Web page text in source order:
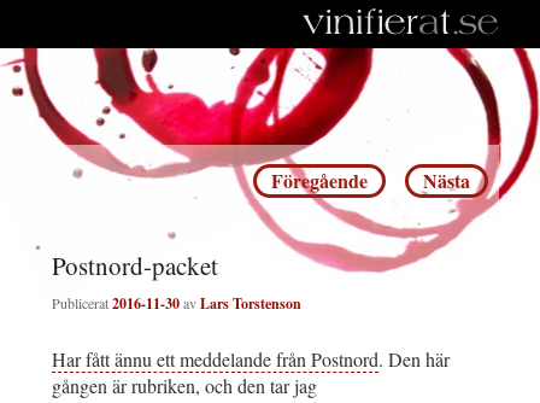
Inläggsnavigering
Föregående Nästa
Postnord-packet
Publicerat2016-11-30avLars Torstenson
Har fått ännu ett meddelande från Postnord. Den här
gången är rubriken, och den tar jag